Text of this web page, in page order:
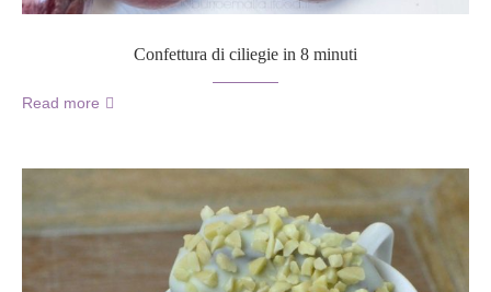
Confettura di ciliegie in 8 minuti
Read more